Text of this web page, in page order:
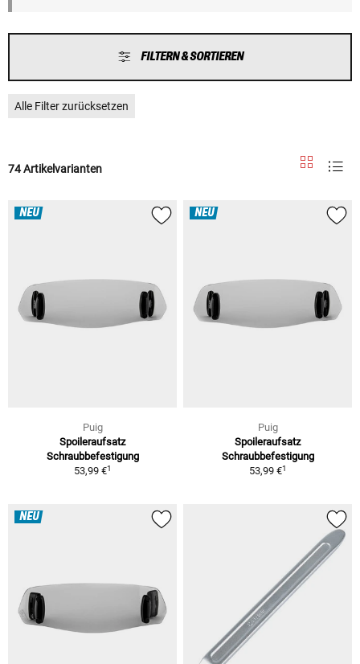
FILTERN & SORTIEREN
Alle Filter zurücksetzen
74 Artikelvarianten
NEU
Puig
Spoileraufsatz
Schraubbefestigung
53,99 €1
NEU
Puig
Spoileraufsatz
Schraubbefestigung
53,99 €1
NEU